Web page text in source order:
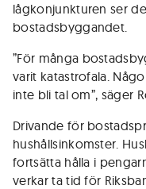
lågkonjunkturen ser
bostadsbyggandet.
”För många
varit katastrofala.
inte bli tal om”, säger
Drivande för
hushållsinkomster.
fortsätta hålla i
verkar ta tid för